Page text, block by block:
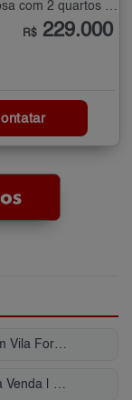
R$ 229.000
Sobrado com quintal para Venda | Jardim Vila Formosa
Apartamento com portaria 24 horas para Venda | Jardim Vila Formosa